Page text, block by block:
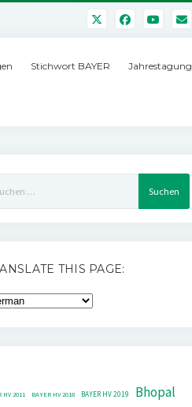
Stichwort BAYER Jahrestagung
THIS PAGE:
HV 2011 BAYER HV 2018 BAYER HV 2019 Bhopal